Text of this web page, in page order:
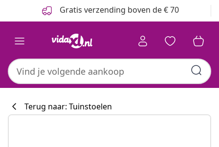
Gratis verzending boven de € 70
Terug naar: Tuinstoelen